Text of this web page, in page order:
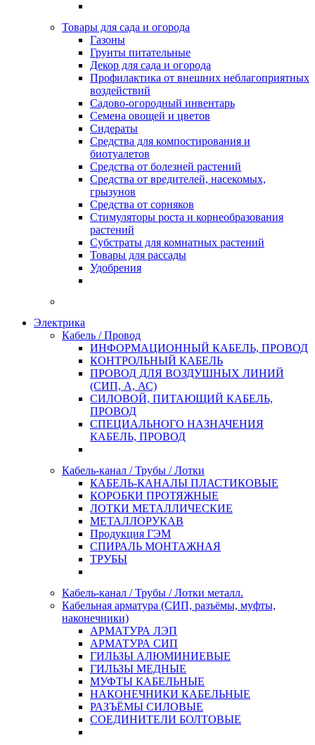
Товары для сада и огорода
Газоны
Грунты питательные
Декор для сада и огорода
Профилактика от внешних неблагоприятных
воздействий
Садово-огородный инвентарь
Семена овощей и цветов
Сидераты
Средства для компостирования и
биотуалетов
Средства от болезней растений
Средства от вредителей, насекомых,
грызунов
Средства от сорняков
Стимуляторы роста и корнеобразования
растений
Субстраты для комнатных растений
Товары для рассады
Удобрения
Электрика
Кабель / Провод
ИНФОРМАЦИОННЫЙ КАБЕЛЬ, ПРОВОД
КОНТРОЛЬНЫЙ КАБЕЛЬ
ПРОВОД ДЛЯ ВОЗДУШНЫХ ЛИНИЙ
(СИП, А, АС)
СИЛОВОЙ, ПИТАЮЩИЙ КАБЕЛЬ,
ПРОВОД
СПЕЦИАЛЬНОГО НАЗНАЧЕНИЯ
КАБЕЛЬ, ПРОВОД
Кабель-канал / Трубы / Лотки
КАБЕЛЬ-КАНАЛЫ ПЛАСТИКОВЫЕ
КОРОБКИ ПРОТЯЖНЫЕ
ЛОТКИ МЕТАЛЛИЧЕСКИЕ
МЕТАЛЛОРУКАВ
Продукция ГЭМ
СПИРАЛЬ МОНТАЖНАЯ
ТРУБЫ
Кабель-канал / Трубы / Лотки металл.
Кабельная арматура (СИП, разъёмы, муфты,
наконечники)
АРМАТУРА ЛЭП
АРМАТУРА СИП
ГИЛЬЗЫ АЛЮМИНИЕВЫЕ
ГИЛЬЗЫ МЕДНЫЕ
МУФТЫ КАБЕЛЬНЫЕ
НАКОНЕЧНИКИ КАБЕЛЬНЫЕ
РАЗЪЁМЫ СИЛОВЫЕ
СОЕДИНИТЕЛИ БОЛТОВЫЕ